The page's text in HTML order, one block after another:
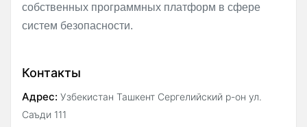
собственных программных платформ в сфере
систем безопасности.
Контакты
Адрес: Узбекистан Ташкент Сергелийский р-он ул.
Саъди 111